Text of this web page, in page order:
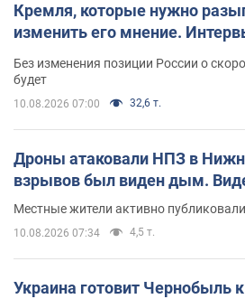
Кремля, которые нужно
изменить его мнение.
Без изменения позиции России о
будет
10.08.2026 07:00 32,6 т.
Дроны атаковали НПЗ в
взрывов был виден дым.
Местные жители активно
10.08.2026 07:34 4,5 т.
Украина готовит Чернобыль